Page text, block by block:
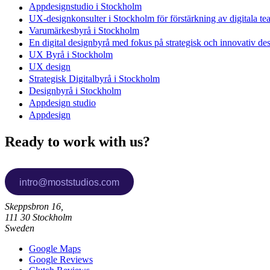
Appdesignstudio i Stockholm
UX-designkonsulter i Stockholm för förstärkning av digitala
Varumärkesbyrå i Stockholm
En digital designbyrå med fokus på strategisk och innovativ
UX Byrå i Stockholm
UX design
Strategisk Digitalbyrå i Stockholm
Designbyrå i Stockholm
Appdesign studio
Appdesign
Ready to work with us?
Skeppsbron 16,
111 30 Stockholm
Sweden
Google Maps
Google Reviews